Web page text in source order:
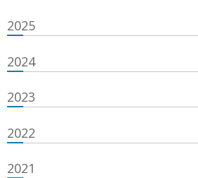
2025
2024
2023
2022
2021